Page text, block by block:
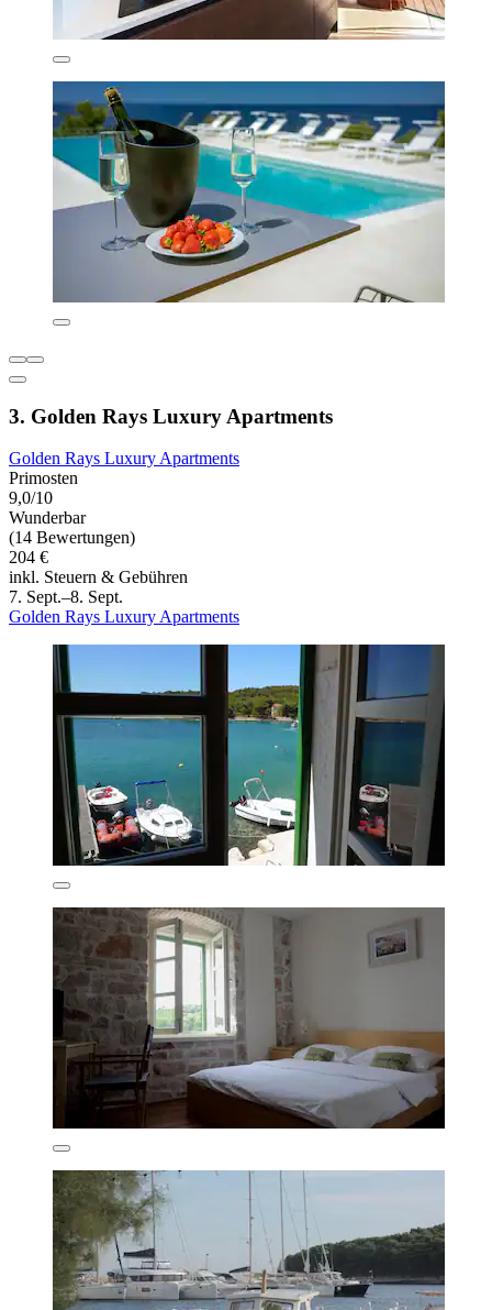
3. Golden Rays Luxury Apartments
Golden Rays Luxury Apartments
Primosten
9,0/10
Wunderbar
(14 Bewertungen)
204 €
inkl. Steuern & Gebühren
7. Sept.–8. Sept.
Golden Rays Luxury Apartments